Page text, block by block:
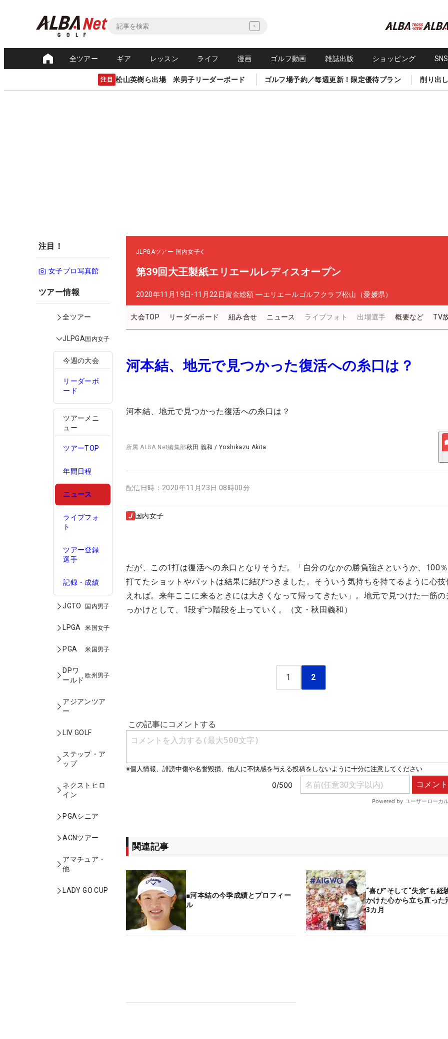
全ツアー ギア レッスン ライフ 漫画 ゴルフ動画 雑誌出版 ショッピング
注目 松山英樹ら出場 米男子リーダーボード ゴルフ場予約／毎週更新！限定優待プラン 削り出
注目！
女子プロ写真館
ツアー情報
全ツアー
JLPGA国内女子
今週の大会
リーダーボ
ード
ツアーメニ
ュー
ツアーTOP
年間日程
ニュース
ライブフォ
ト
ツアー登録
選手
記録・成績
JGTO 国内男子
LPGA 米国女子
PGA 米国男子
DPワ
ールド
欧州男子
アジアンツア
ー
LIV GOLF
ステップ・ア
ップ
ネクストヒロ
イン
PGAシニア
ACNツアー
アマチュア・
他
LADY GO CUP
JLPGAツアー 国内女子
第39回大王製紙エリエールレディスオープン
2020年11月19日-11月22日賞金総額 ―エリエールゴルフクラブ松山（愛媛県）
大会TOP リーダーボード 組み合せ ニュース ライブフォト 出場選手 概要など TV
河本結、地元で見つかった復活への糸口は？
河本結、地元で見つかった復活への糸口は？
所属ALBA Net編集部秋田 義和 / Yoshikazu Akita
配信日時： 2020年11月23日 08時00分
国内女子
だが、この1打は復活への糸口となりそうだ。「自分のなかの勝負強さというか、100
打てたショットやパットは結果に結びつきました。そういう気持ちを持てるように心技
えれば。来年ここに来るときには大きくなって帰ってきたい」。地元で見つけた一筋の
っかけとして、1段ずつ階段を上っていく。（文・秋田義和）
1 2
関連記事
■河本結の今季成績とプロフィー
ル
“喜び”そして“失意”も
かけた心から立ち直った
3カ月